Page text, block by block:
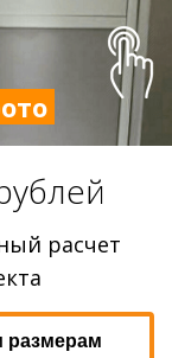
размерам
расчет
ублей